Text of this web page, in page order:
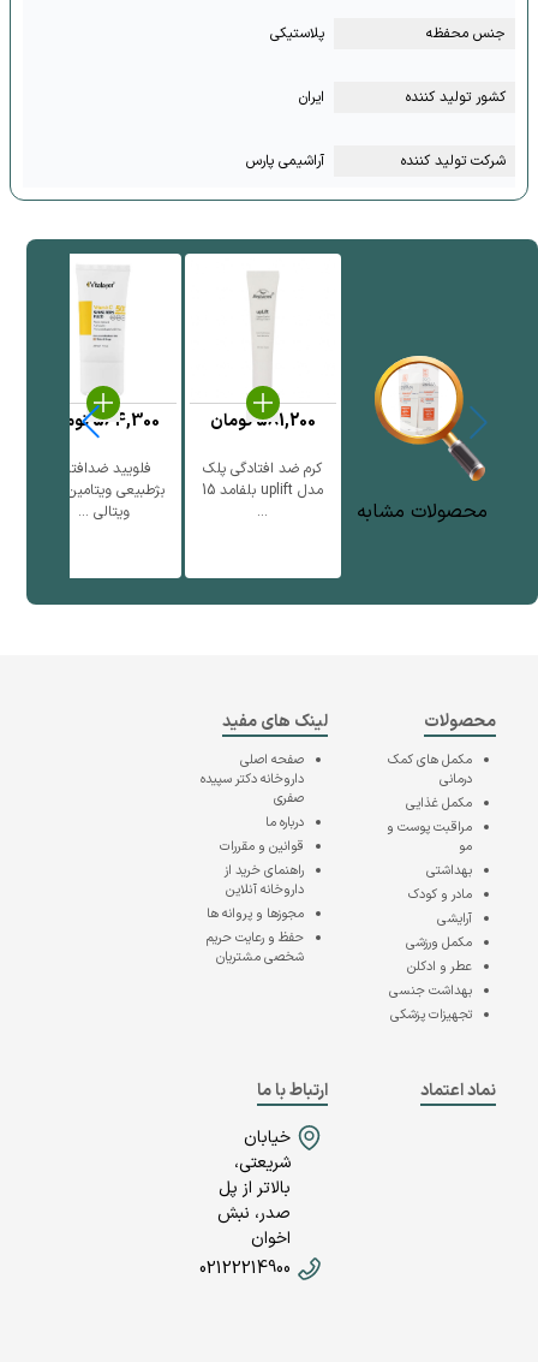
جنس محفظه پلاستیکی
کشور تولید کننده ایران
شرکت تولید کننده آراشیمی پارس
محصولات مشابه
کرم ضد افتادگی پلک
مدل uplift بلفامد 15
...
581,200تومان
فلویید ضدافتاب
بژطبیعی ویتامین سی
ویتالی ...
564,300تومان
محصولات
مکمل های کمک
درمانی
مکمل غذایی
مراقبت پوست و
مو
بهداشتی
مادر و کودک
آرایشی
مکمل ورزشی
عطر و ادکلن
بهداشت جنسی
تجهیزات پزشکی
لینک های مفید
صفحه اصلی
داروخانه دکتر سپیده
صفری
درباره ما
قوانین و مقررات
راهنمای خرید از
داروخانه آنلاین
مجوزها و پروانه ها
حفظ و رعایت حریم
شخصی مشتریان
نماد اعتماد
ارتباط با ما
خیابان
شریعتی،
بالاتر از پل
صدر، نبش
اخوان
02122214900